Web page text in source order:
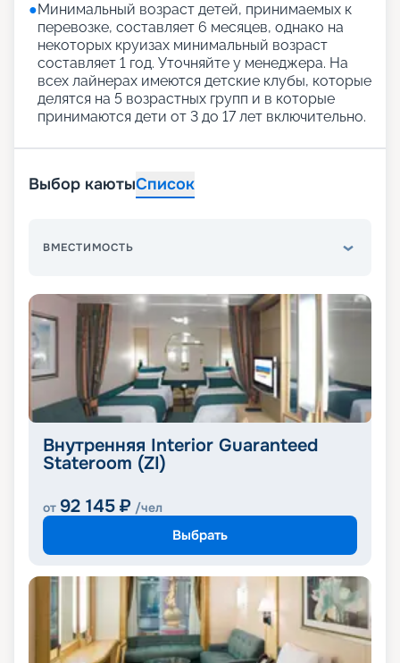
●Минимальный возраст детей, принимаемых к
перевозке, составляет 6 месяцев, однако на
некоторых круизах минимальный возраст
составляет 1 год. Уточняйте у менеджера. На
всех лайнерах имеются детские клубы, которые
делятся на 5 возрастных групп и в которые
принимаются дети от 3 до 17 лет включительно.
Выбор каютыСписок
ВМЕСТИМОСТЬ
Внутренняя Interior Guaranteed
Stateroom (ZI)
от 92 145 ₽ /чел
Выбрать